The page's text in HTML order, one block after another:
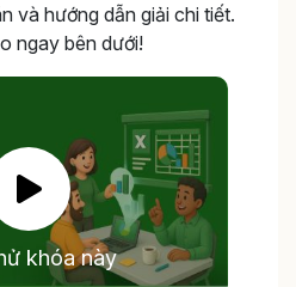
và hướng dẫn giải chi tiết.
ngay bên dưới!
khóa này